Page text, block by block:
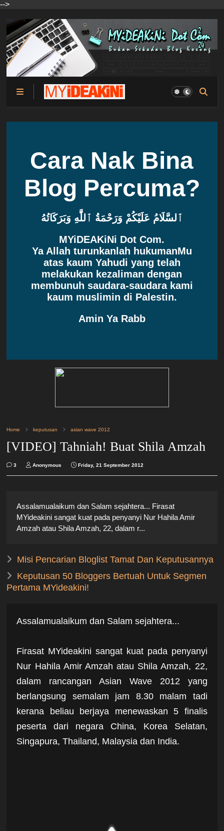
-->
Cara Nak Bina
Blog Percuma?
ٱلسَّلَامُ عَلَيْكُمْ وَرَحْمَةُ ٱللَّٰهِ وَبَرَكَاتُهُ
MYiDEAKiNi Dot Com.
Ya Allah turunkanlah hukumanMu
atas kaum Yahudi yang telah
melakukan kezaliman dengan
membunuh saudara-saudara kami
kaum muslimin di Palestin.
Amin Ya Rabb
Home keputusan asian wave 2012
[VIDEO] Tahniah! Buat Shila Amzah
3 Anonymous Friday, 21 September 2012
Assalamualaikum dan Salam sejahtera... Firasat
MYideakini sangat kuat pada penyanyi Nur Hahila Amir
Amzah atau Shila Amzah, 22, dalam r...
Misi Pencarian Bloglist Tamat Dan Keputusannya
Keputusan 50 Bloggers Bertuah Untuk Segmen
Pertama MYideakini!
Assalamualaikum dan Salam sejahtera...
Firasat MYideakini sangat kuat pada penyanyi
Nur Hahila Amir Amzah atau Shila Amzah, 22,
dalam rancangan Asian Wave 2012 yang
berlangsung semalam jam 8.30 malam tadi
kerana beliau berjaya menewaskan 5 finalis
peserta dari negara China, Korea Selatan,
Singapura, Thailand, Malaysia dan India.